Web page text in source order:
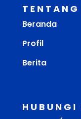
Beranda
Profil
Berita
HUBUNGI